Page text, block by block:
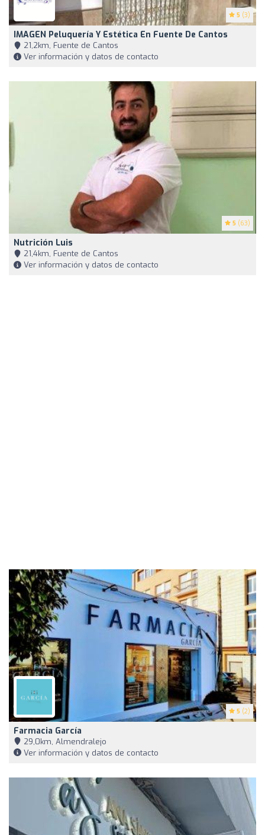
5 (3)
IMAGEN Peluquería Y Estética En Fuente De Cantos
21,2km, Fuente de Cantos
Ver información y datos de contacto
5 (63)
Nutrición Luis
21,4km, Fuente de Cantos
Ver información y datos de contacto
5 (2)
Farmacia García
29,0km, Almendralejo
Ver información y datos de contacto